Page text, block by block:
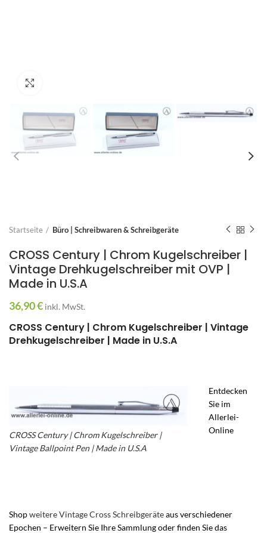
Startseite Büro | Schreibwaren & Schreibgeräte
CROSS Century | Chrom Kugelschreiber |
Vintage Drehkugelschreiber mit OVP |
Made in U.S.A
36,90€ inkl. MwSt.
CROSS Century | Chrom Kugelschreiber | Vintage
Drehkugelschreiber | Made in U.S.A
CROSS Century | Chrom Kugelschreiber |
Vintage Ballpoint Pen | Made in U.S.A
Entdecken
Sie im
Allerlei-
Online
Shopweitere Vintage Cross Schreibgeräteaus verschiedener
Epochen – Erweitern Sie Ihre Sammlung oder finden Sie das